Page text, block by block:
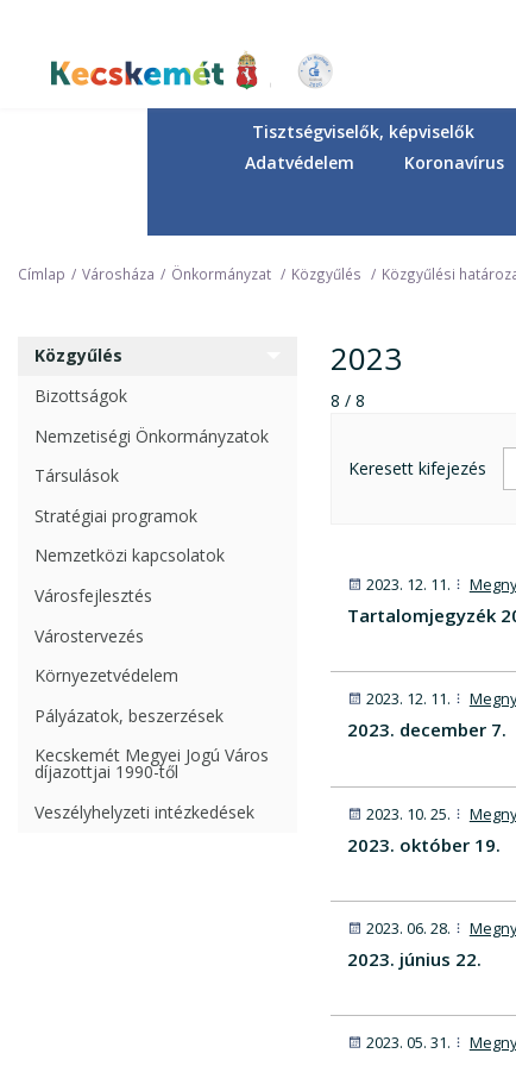
tartalomra
Kecskemét Város Honlapja
Tisztségviselők, képviselők
Adatvédelem
Koronavírus
Címlap Városháza Önkormányzat Közgyűlés Közgyűlési
Közgyűlés
Bizottságok
Nemzetiségi Önkormányzatok
Társulások
Stratégiai programok
Nemzetközi kapcsolatok
Városfejlesztés
Várostervezés
Környezetvédelem
Pályázatok, beszerzések
Kecskemét Megyei Jogú Város
díjazottjai 1990-től
Veszélyhelyzeti intézkedések
2023
8 / 8
Keresett kifejezés
2023. 12. 11.
Tartalomjegyzék
2023. 12. 11.
2023. december 7.
2023. 10. 25.
2023. október 19.
2023. 06. 28.
2023. június 22.
2023. 05. 31.